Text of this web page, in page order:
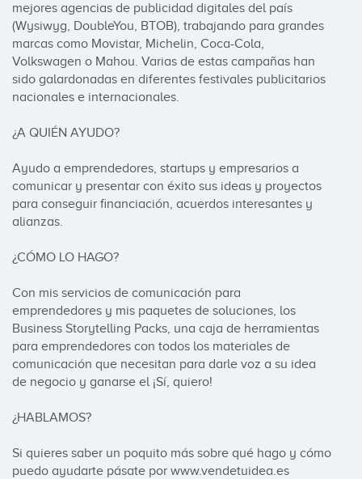
mejores agencias de publicidad digitales del país
(Wysiwyg, DoubleYou, BTOB), trabajando para grandes
marcas como Movistar, Michelin, Coca-Cola,
Volkswagen o Mahou. Varias de estas campañas han
sido galardonadas en diferentes festivales publicitarios
nacionales e internacionales.
¿A QUIÉN AYUDO?
Ayudo a emprendedores, startups y empresarios a
comunicar y presentar con éxito sus ideas y proyectos
para conseguir financiación, acuerdos interesantes y
alianzas.
¿CÓMO LO HAGO?
Con mis servicios de comunicación para
emprendedores y mis paquetes de soluciones, los
Business Storytelling Packs, una caja de herramientas
para emprendedores con todos los materiales de
comunicación que necesitan para darle voz a su idea
de negocio y ganarse el ¡Sí, quiero!
¿HABLAMOS?
Si quieres saber un poquito más sobre qué hago y cómo
puedo ayudarte pásate por www.vendetuidea.es